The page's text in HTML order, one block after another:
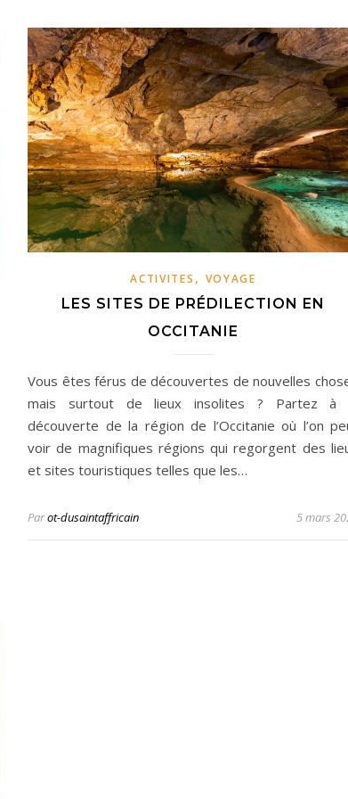
ACTIVITES , VOYAGE
LES SITES DE PRÉDILECTION EN
OCCITANIE
Vous êtes férus de découvertes de nouvelles
mais surtout de lieux insolites ? Partez à
découverte de la région de l’Occitanie où l’on
voir de magnifiques régions qui regorgent des
et sites touristiques telles que les…
Parot-dusaintaffricain 5 mars